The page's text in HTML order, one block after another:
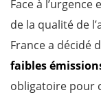
Face à
de la qualité de
France a décidé
faibles
obligatoire pour